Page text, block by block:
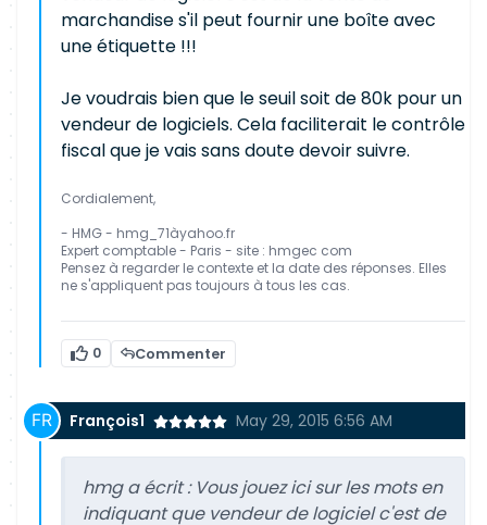
marchandise s'il peut fournir une boîte avec
une étiquette !!!
Je voudrais bien que le seuil soit de 80k pour un
vendeur de logiciels. Cela faciliterait le contrôle
fiscal que je vais sans doute devoir suivre.
Cordialement,
- HMG - hmg_71àyahoo.fr
Expert comptable - Paris - site : hmgec com
Pensez à regarder le contexte et la date des réponses. Elles
ne s'appliquent pas toujours à tous les cas.
0 Commenter
François1 May 29, 2015 6:56 AM
hmg a écrit : Vous jouez ici sur les mots en
indiquant que vendeur de logiciel c'est de